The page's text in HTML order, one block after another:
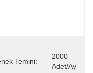
Temini:
2000
Adet/ay